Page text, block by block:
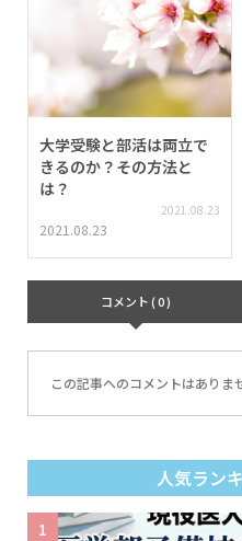
大学受験と部活は両立で
きるのか？その方法と
は？
2021.08.23
2021.08.23
コメント ( 0 )
この記事へのコメントはありま
人気ラン
1